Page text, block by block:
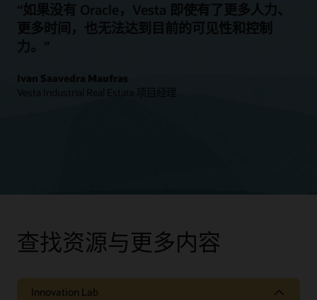
“如果没有 Oracle，Vesta 即使有了更多人力、
更多时间，也无法达到目前的可见性和控制
力。”
Ivan Saavedra Maufras
Vesta Industrial Real Estate 项目经理
查找资源与更多内容
Innovation Lab